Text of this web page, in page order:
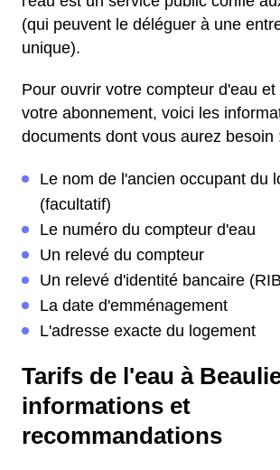
(qui peuvent le déléguer à une
unique).
Pour ouvrir votre compteur d'eau
votre abonnement, voici les
documents dont vous aurez besoin
Le nom de l'ancien occupant du
(facultatif)
Le numéro du compteur d'eau
Un relevé du compteur
Un relevé d'identité bancaire
La date d'emménagement
L'adresse exacte du logement
Tarifs de l'eau à
informations et
recommandations